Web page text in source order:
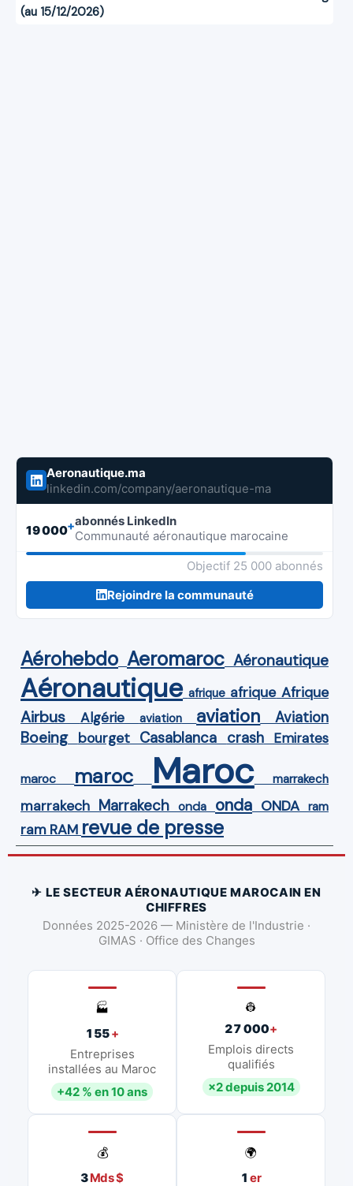
(au 15/12/2026)
Aeronautique.ma
linkedin.com/company/aeronautique-ma
19 000+abonnés LinkedIn
Communauté aéronautique marocaine
Objectif 25 000 abonnés
Rejoindre la communauté
Aérohebdo Aeromaroc Aéronautique
Aéronautique afrique afrique Afrique
Airbus Algérie aviation aviation Aviation
Boeing bourget Casablanca crash Emirates
maroc maroc Maroc marrakech
marrakech Marrakech onda onda ONDA ram
ram RAM revue de presse
✈ LE SECTEUR AÉRONAUTIQUE MAROCAIN EN
CHIFFRES
Données 2025-2026 — Ministère de l'Industrie ·
GIMAS · Office des Changes
🏭
155+
Entreprises
installées au Maroc
+42 % en 10 ans
👷
27 000+
Emplois directs
qualifiés
×2 depuis 2014
💰
3Mds $
🌍
1 er